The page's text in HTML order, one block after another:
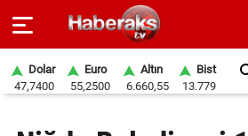
Dolar
47,7400
Euro
55,2500
Altın
6.660,55
Bist
13.779